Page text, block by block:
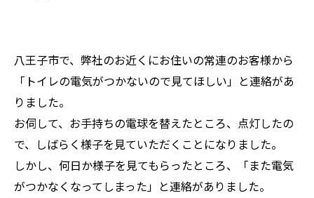
八王子市で、弊社のお近くにお住いの常連のお客様から
「トイレの電気がつかないので見てほしい」と連絡があ
りました。
お伺して、お手持ちの電球を替えたところ、点灯したの
で、しばらく様子を見ていただくことになりました。
しかし、何日か様子を見てもらったところ、「また電気
がつかなくなってしまった」と連絡がありました。